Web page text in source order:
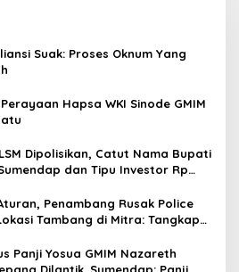
Suak: Proses Oknum Yang
Hapsa WKI Sinode GMIM
Dipolisikan, Catut Nama Bupati
dan Tipu Investor Rp
Penambang Rusak Police
Tambang di Mitra: Tangkap
Panji Yosua GMIM Nazareth